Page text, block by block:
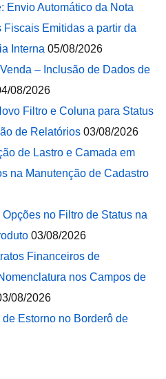
Envio Automático da Nota
Emitidas a partir da
Interna 05/08/2026
– Inclusão de Dados de
08/2026
Filtro e Coluna para Status
de Relatórios 03/08/2026
de Lastro e Camada em
na Manutenção de Cadastro
no Filtro de Status na
03/08/2026
Financeiros de
nos Campos de
08/2026
Estorno no Borderô de